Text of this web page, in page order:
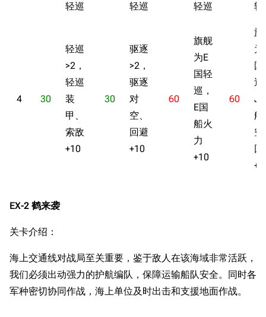
轻巡 轻巡 轻巡 轻
4 30
轻巡
>2，
轻巡
装
甲、
索敌
+10
30
驱逐
>2，
驱逐
对
空、
回避
+10
60
旗舰
为E
国轻
巡，
E国
船火
力
+10
60
旗
为
国
巡
J
船
空
回
EX-2 鹤来袭
关卡介绍：
海上交通线对战局至关重要，鉴于敌人在该海域非常活跃，
我们必须出动强力的护航编队，保障运输船队安全。同时各
军种密切协同作战，海上单位及时出击和支援地面作战。